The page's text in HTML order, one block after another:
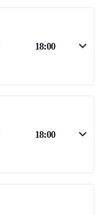
18:00
18:00